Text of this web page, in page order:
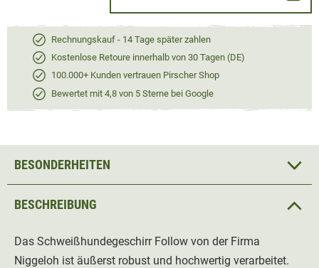
Rechnungskauf - 14 Tage später zahlen
Kostenlose Retoure innerhalb von 30 Tagen (DE)
100.000+ Kunden vertrauen Pirscher Shop
Bewertet mit 4,8 von 5 Sterne bei Google
BESCHREIBUNG
Das Schweißhundegeschirr Follow von der Firma
Niggeloh ist äußerst robust und hochwertig verarbeitet.
BESONDERHEITEN